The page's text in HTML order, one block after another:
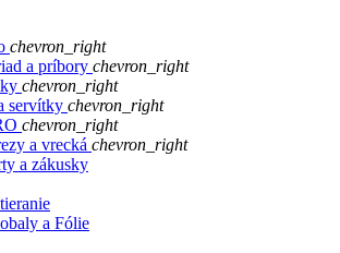
chevron_right
a príbory chevron_right
chevron_right
servítky chevron_right
chevron_right
a vrecká chevron_right
a zákusky
a Fólie